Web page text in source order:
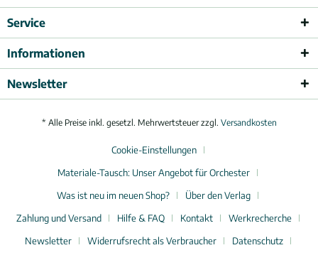
Service
Informationen
Newsletter
* Alle Preise inkl. gesetzl. Mehrwertsteuer zzgl. Versandkosten
Cookie-Einstellungen
Materiale-Tausch: Unser Angebot für Orchester
Was ist neu im neuen Shop?
Über den Verlag
Zahlung und Versand
Hilfe & FAQ Kontakt
Werkrecherche
Newsletter
Widerrufsrecht als Verbraucher
Datenschutz